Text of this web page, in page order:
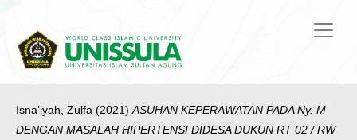
Isna’iyah, Zulfa (2021)ASUHAN KEPERAWATAN PADA Ny. M
DENGAN MASALAH HIPERTENSI DIDESA DUKUN RT 02 / RW